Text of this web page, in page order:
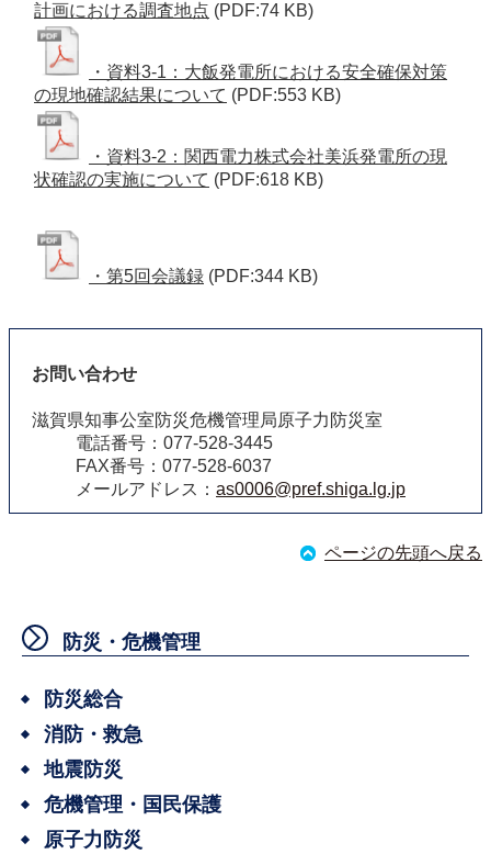
計画における調査地点 (PDF:74 KB)
・資料3-1：大飯発電所における安全確保対策
の現地確認結果について (PDF:553 KB)
・資料3-2：関西電力株式会社美浜発電所の現
状確認の実施について (PDF:618 KB)
・第5回会議録 (PDF:344 KB)
お問い合わせ
滋賀県知事公室防災危機管理局原子力防災室
電話番号：077-528-3445
FAX番号：077-528-6037
メールアドレス： as0006@pref.shiga.lg.jp
ページの先頭へ戻る
防災・危機管理
防災総合
消防・救急
地震防災
危機管理・国民保護
原子力防災